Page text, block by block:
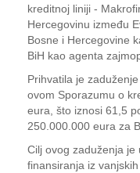
kreditnoj liniji -
Hercegovinu između
Bosne i Hercegovine
BiH kao agenta
Prihvatila je
ovom Sporazumu o
eura, što iznosi 61,5
250.000.000 eura za
Cilj ovog zaduženja je
finansiranja iz